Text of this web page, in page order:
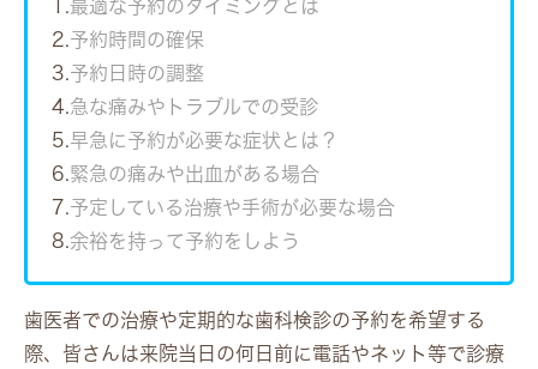
最適な予約のタイミングとは
2. 予約時間の確保
3. 予約日時の調整
4. 急な痛みやトラブルでの受診
5. 早急に予約が必要な症状とは？
6. 緊急の痛みや出血がある場合
7. 予定している治療や手術が必要な場合
8. 余裕を持って予約をしよう
歯医者での治療や定期的な歯科検診の予約を希望する
際、皆さんは来院当日の何日前に電話やネット等で診療